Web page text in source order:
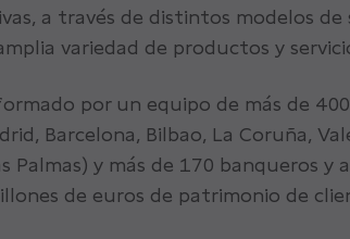
a través de distintos modelos
variedad de productos y
por un equipo de más de
Barcelona, Bilbao, La Coruña,
Palmas) y más de 170 banqueros
de euros de patrimonio de